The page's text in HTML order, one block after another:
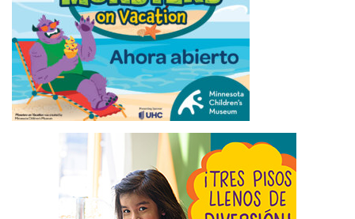
ÚLTIMAS NOTICIAS
AUTORIDADES BUSCAN LIMITAR ACTIVIDADES DE
LAS PANDILLEROS EN LA FERIA ESTATAL DE